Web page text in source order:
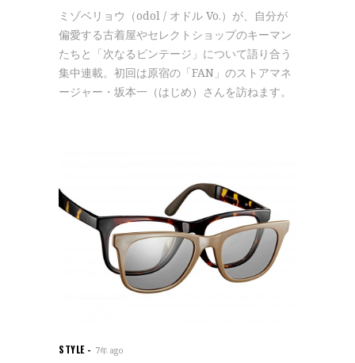
ミゾベリョウ（odol / オドル Vo.）が、自分が
偏愛する古着屋やセレクトショップのキーマン
たちと「次なるビンテージ」について語り合う
集中連載。初回は原宿の「FAN」のストアマネ
ージャー・坂本一（はじめ）さんを訪ねます。
STYLE 7年 ago